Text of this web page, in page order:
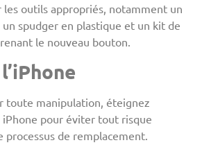
les outils appropriés, notamment un
spudger en plastique et un kit de
le nouveau bouton.
toute manipulation, éteignez
pour éviter tout risque
de remplacement.